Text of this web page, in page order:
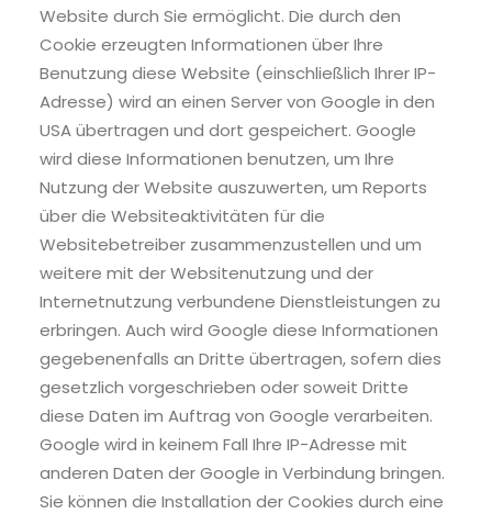
Website durch Sie ermöglicht. Die durch den
Cookie erzeugten Informationen über Ihre
Benutzung diese Website (einschließlich Ihrer IP-
Adresse) wird an einen Server von Google in den
USA übertragen und dort gespeichert. Google
wird diese Informationen benutzen, um Ihre
Nutzung der Website auszuwerten, um Reports
über die Websiteaktivitäten für die
Websitebetreiber zusammenzustellen und um
weitere mit der Websitenutzung und der
Internetnutzung verbundene Dienstleistungen zu
erbringen. Auch wird Google diese Informationen
gegebenenfalls an Dritte übertragen, sofern dies
gesetzlich vorgeschrieben oder soweit Dritte
diese Daten im Auftrag von Google verarbeiten.
Google wird in keinem Fall Ihre IP-Adresse mit
anderen Daten der Google in Verbindung bringen.
Sie können die Installation der Cookies durch eine